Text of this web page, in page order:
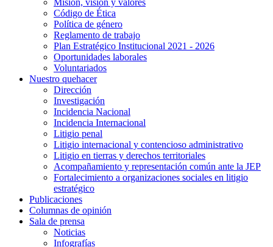
Misión, visión y valores
Código de Ética
Política de género
Reglamento de trabajo
Plan Estratégico Institucional 2021 - 2026
Oportunidades laborales
Voluntariados
Nuestro quehacer
Dirección
Investigación
Incidencia Nacional
Incidencia Internacional
Litigio penal
Litigio internacional y contencioso administrativo
Litigio en tierras y derechos territoriales
Acompañamiento y representación común ante la JEP
Fortalecimiento a organizaciones sociales en litigio
estratégico
Publicaciones
Columnas de opinión
Sala de prensa
Noticias
Infografías